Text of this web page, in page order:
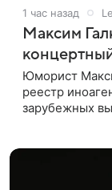
1 час назад
Максим
Юморист
реестр
зарубежных